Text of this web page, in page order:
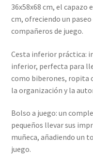
36x58x68 cm, el capazo
cm, ofreciendo un
compañeros de juego.
Cesta inferior práctica:
inferior, perfecta para
como biberones, ropita
la organización y la
Bolso a juego: un
pequeños llevar sus
muñeca, añadiendo un
juego.